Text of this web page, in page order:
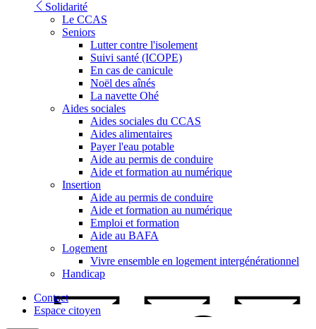
Solidarité
Le CCAS
Seniors
Lutter contre l'isolement
Suivi santé (ICOPE)
En cas de canicule
Noël des aînés
La navette Ohé
Aides sociales
Aides sociales du CCAS
Aides alimentaires
Payer l'eau potable
Aide au permis de conduire
Aide et formation au numérique
Insertion
Aide au permis de conduire
Aide et formation au numérique
Emploi et formation
Aide au BAFA
Logement
Vivre ensemble en logement intergénérationnel
Handicap
Contact
Espace citoyen